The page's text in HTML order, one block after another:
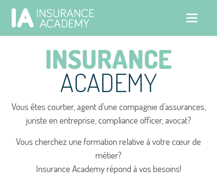
INSURANCE
ACADEMY
Vous êtes courtier, agent d’une compagnie d’assurances,
juriste en entreprise, compliance officer, avocat?
Vous cherchez une formation relative à votre cœur de
métier?
Insurance Academy répond à vos besoins!